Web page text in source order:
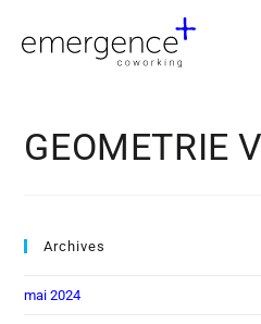
GEOMETRIE
Archives
mai 2024